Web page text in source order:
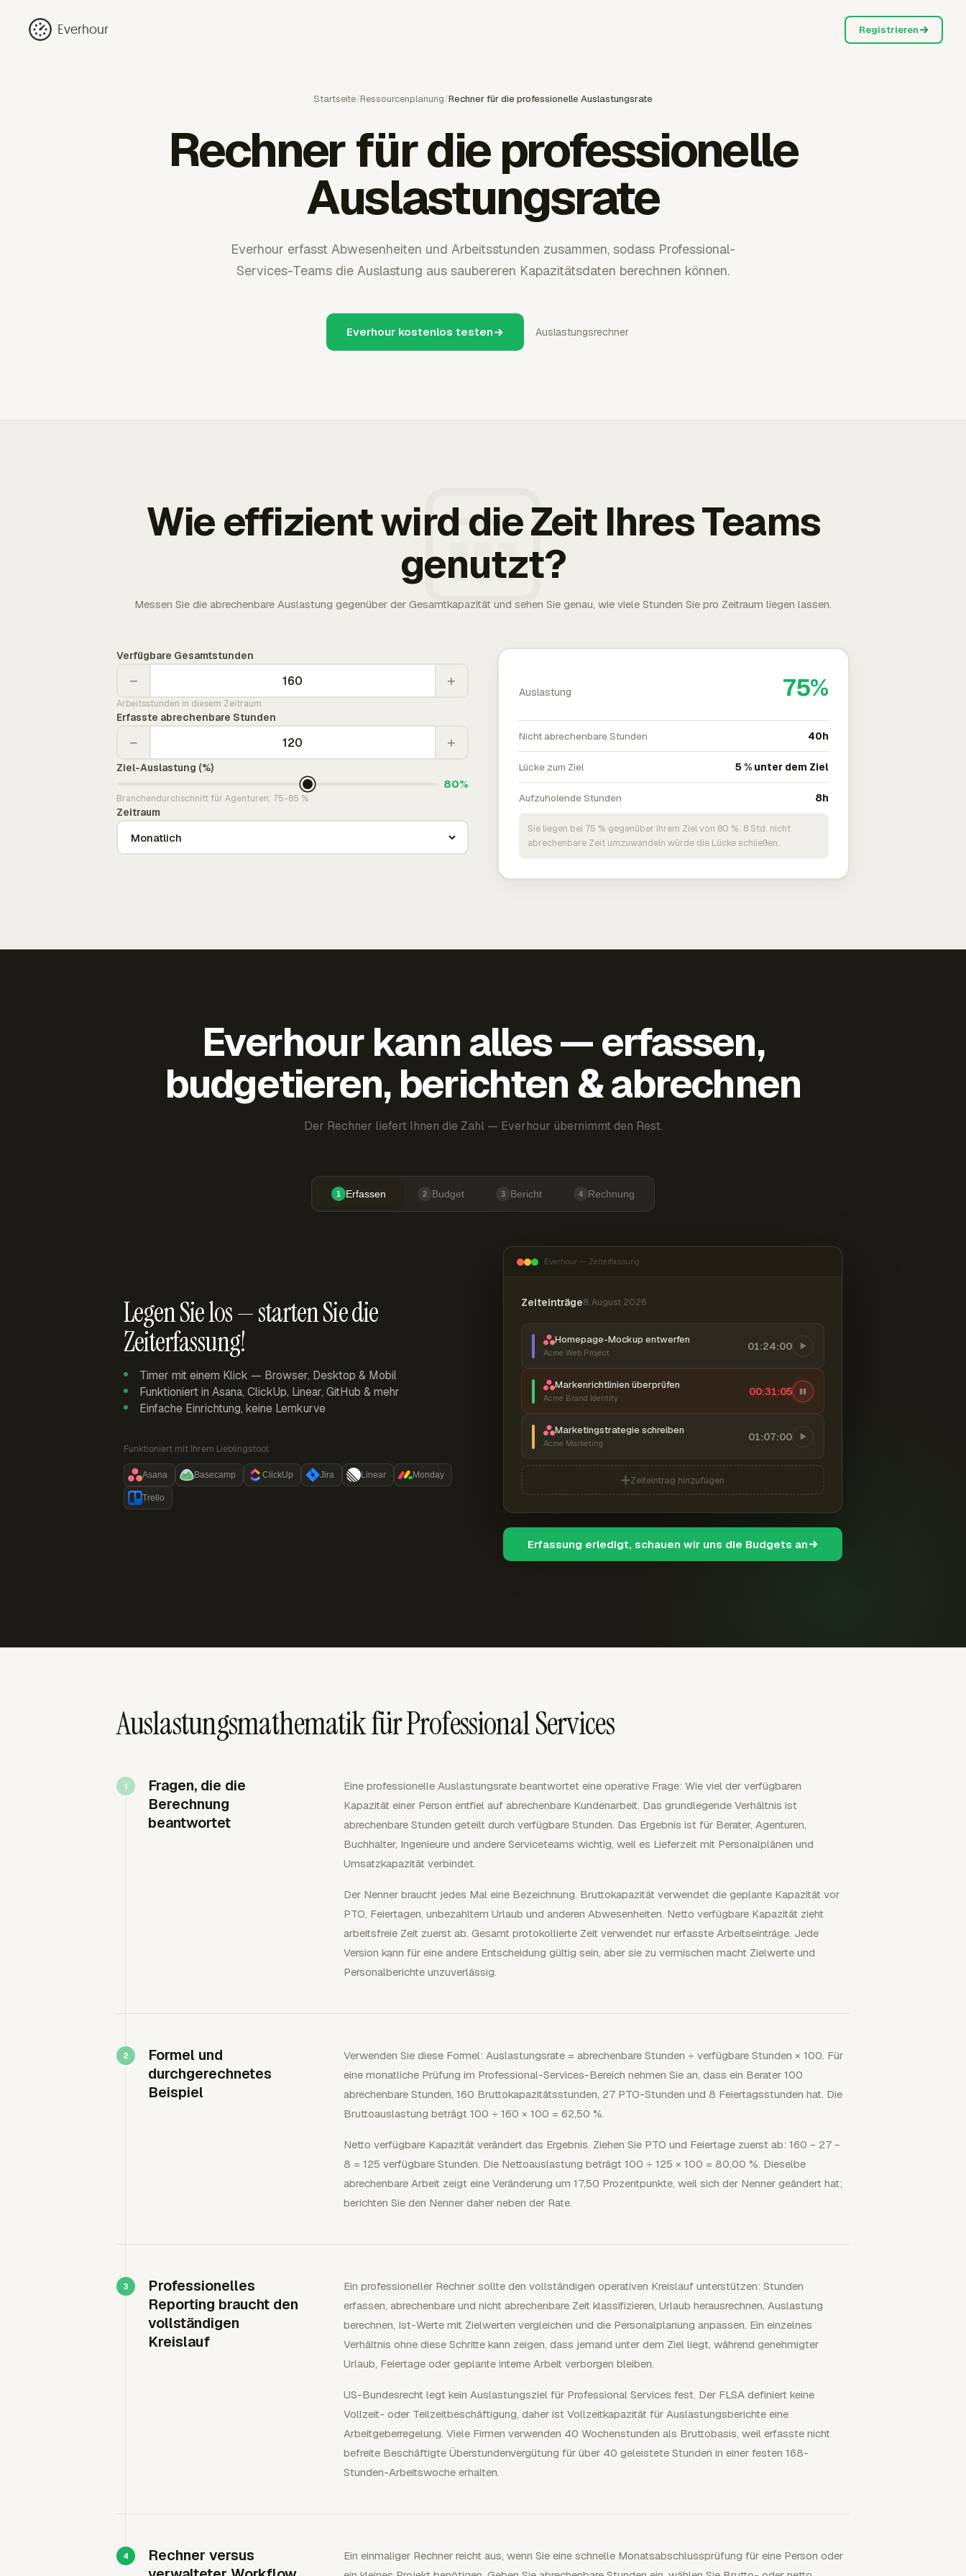
Everhour Registrieren
Startseite/Ressourcenplanung/Rechner für die professionelle Auslastungsrate
Rechner für die professionelle
Auslastungsrate
Everhour erfasst Abwesenheiten und Arbeitsstunden zusammen, sodass Professional-
Services-Teams die Auslastung aus saubereren Kapazitätsdaten berechnen können.
Everhour kostenlos testen Auslastungsrechner
Wie effizient wird die Zeit Ihres Teams
genutzt?
Messen Sie die abrechenbare Auslastung gegenüber der Gesamtkapazität und sehen Sie genau, wie viele Stunden Sie pro Zeitraum liegen lassen.
Verfügbare Gesamtstunden
− +
Arbeitsstunden in diesem Zeitraum
Erfasste abrechenbare Stunden
− +
Ziel-Auslastung (%)
80%
Branchendurchschnitt für Agenturen: 75-85 %
Zeitraum
Auslastung 75%
Nicht abrechenbare Stunden 40h
Lücke zum Ziel 5 % unter dem Ziel
Aufzuholende Stunden 8h
Sie liegen bei 75 % gegenüber Ihrem Ziel von 80 %. 8 Std. nicht
abrechenbare Zeit umzuwandeln würde die Lücke schließen.
Everhour kann alles — erfassen,
budgetieren, berichten & abrechnen
Der Rechner liefert Ihnen die Zahl — Everhour übernimmt den Rest.
1 Erfassen 2 Budget 3 Bericht 4 Rechnung
Legen Sie los — starten Sie die
Zeiterfassung!
Timer mit einem Klick — Browser, Desktop & Mobil
Funktioniert in Asana, ClickUp, Linear, GitHub & mehr
Einfache Einrichtung, keine Lernkurve
Funktioniert mit Ihrem Lieblingstool:
Asana Basecamp ClickUp Jira Linear Monday
Trello
Everhour — Zeiterfassung
Zeiteinträge8. August 2026
Homepage-Mockup entwerfen
Acme Web Project
01:24:00
Markenrichtlinien überprüfen
Acme Brand Identity
00:31:06
Marketingstrategie schreiben
Acme Marketing
01:07:00
Zeiteintrag hinzufügen
Erfassung erledigt, schauen wir uns die Budgets an
Auslastungsmathematik für Professional Services
Fragen, die die
Berechnung
beantwortet
Eine professionelle Auslastungsrate beantwortet eine operative Frage: Wie viel der verfügbaren
Kapazität einer Person entfiel auf abrechenbare Kundenarbeit. Das grundlegende Verhältnis ist
abrechenbare Stunden geteilt durch verfügbare Stunden. Das Ergebnis ist für Berater, Agenturen,
Buchhalter, Ingenieure und andere Serviceteams wichtig, weil es Lieferzeit mit Personalplänen und
Umsatzkapazität verbindet.
Der Nenner braucht jedes Mal eine Bezeichnung. Bruttokapazität verwendet die geplante Kapazität vor
PTO, Feiertagen, unbezahltem Urlaub und anderen Abwesenheiten. Netto verfügbare Kapazität zieht
arbeitsfreie Zeit zuerst ab. Gesamt protokollierte Zeit verwendet nur erfasste Arbeitseinträge. Jede
Version kann für eine andere Entscheidung gültig sein, aber sie zu vermischen macht Zielwerte und
Personalberichte unzuverlässig.
Formel und
durchgerechnetes
Beispiel
Verwenden Sie diese Formel: Auslastungsrate = abrechenbare Stunden ÷ verfügbare Stunden × 100. Für
eine monatliche Prüfung im Professional-Services-Bereich nehmen Sie an, dass ein Berater 100
abrechenbare Stunden, 160 Bruttokapazitätsstunden, 27 PTO-Stunden und 8 Feiertagsstunden hat. Die
Bruttoauslastung beträgt 100 ÷ 160 × 100 = 62,50 %.
Netto verfügbare Kapazität verändert das Ergebnis. Ziehen Sie PTO und Feiertage zuerst ab: 160 − 27 −
8 = 125 verfügbare Stunden. Die Nettoauslastung beträgt 100 ÷ 125 × 100 = 80,00 %. Dieselbe
abrechenbare Arbeit zeigt eine Veränderung um 17,50 Prozentpunkte, weil sich der Nenner geändert hat;
berichten Sie den Nenner daher neben der Rate.
Professionelles
Reporting braucht den
vollständigen
Kreislauf
Ein professioneller Rechner sollte den vollständigen operativen Kreislauf unterstützen: Stunden
erfassen, abrechenbare und nicht abrechenbare Zeit klassifizieren, Urlaub herausrechnen, Auslastung
berechnen, Ist-Werte mit Zielwerten vergleichen und die Personalplanung anpassen. Ein einzelnes
Verhältnis ohne diese Schritte kann zeigen, dass jemand unter dem Ziel liegt, während genehmigter
Urlaub, Feiertage oder geplante interne Arbeit verborgen bleiben.
US-Bundesrecht legt kein Auslastungsziel für Professional Services fest. Der FLSA definiert keine
Vollzeit- oder Teilzeitbeschäftigung, daher ist Vollzeitkapazität für Auslastungsberichte eine
Arbeitgeberregelung. Viele Firmen verwenden 40 Wochenstunden als Bruttobasis, weil erfasste nicht
befreite Beschäftigte Überstundenvergütung für über 40 geleistete Stunden in einer festen 168-
Stunden-Arbeitswoche erhalten.
Rechner versus
Ein einmaliger Rechner reicht aus, wenn Sie eine schnelle Monatsabschlussprüfung für eine Person oder